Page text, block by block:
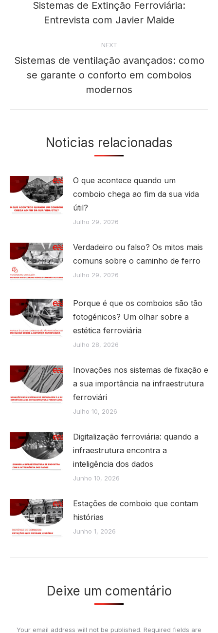
Previous
post:
Sistemas de Extinção Ferroviária:
Entrevista com Javier Maide
NEXT
Next
post:
Sistemas de ventilação avançados: como
se garante o conforto em comboios
modernos
Noticias relacionadas
O que acontece quando um
comboio chega ao fim da sua vida
útil?
Julho 29, 2026
Verdadeiro ou falso? Os mitos mais
comuns sobre o caminho de ferro
Julho 29, 2026
Porque é que os comboios são tão
fotogénicos? Um olhar sobre a
estética ferroviária
Julho 28, 2026
Inovações nos sistemas de fixação e
a sua importância na infraestrutura
ferroviári
Julho 10, 2026
Digitalização ferroviária: quando a
infraestrutura encontra a
inteligência dos dados
Junho 10, 2026
Estações de comboio que contam
histórias
Junho 1, 2026
Deixe um comentário
Your email address will not be published. Required fields are